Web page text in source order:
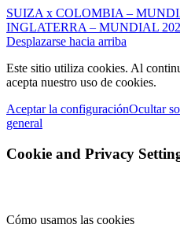
SUIZA x COLOMBIA –
INGLATERRA – MUNDIAL
Desplazarse hacia arriba
Este sitio utiliza cookies. Al
acepta nuestro uso de cookies.
Aceptar la configuraciónOcultar
general
Cookie and Privacy
Cómo usamos las cookies